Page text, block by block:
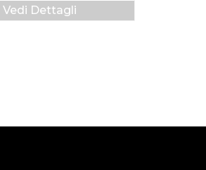
Vedi Dettagli